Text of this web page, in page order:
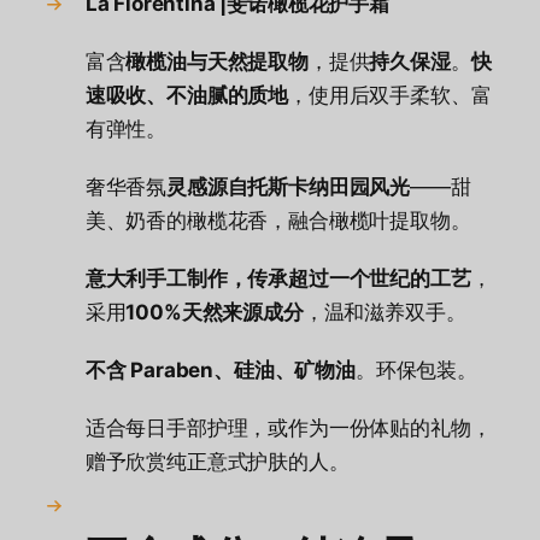
富含橄榄油与天然提取物，提供持久保湿。快
速吸收、不油腻的质地，使用后双手柔软、富
有弹性。
奢华香氛灵感源自托斯卡纳田园风光——甜
美、奶香的橄榄花香，融合橄榄叶提取物。
意大利手工制作，传承超过一个世纪的工艺，
采用100%天然来源成分，温和滋养双手。
不含 Paraben、硅油、矿物油。环保包装。
适合每日手部护理，或作为一份体贴的礼物，
赠予欣赏纯正意式护肤的人。